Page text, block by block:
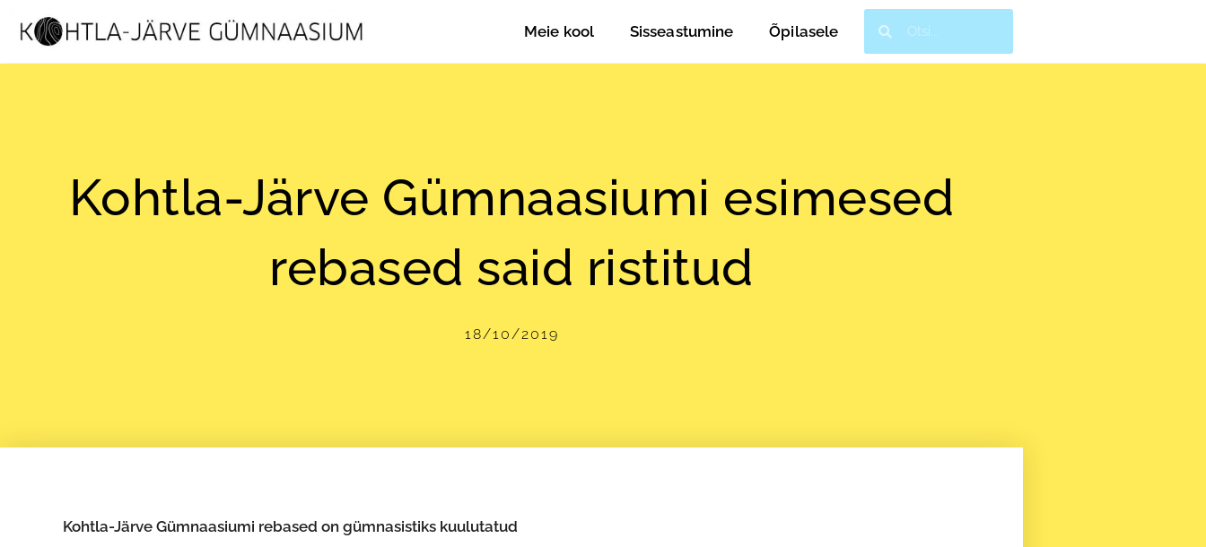
Meie kool Sisseastumine Õpilasele
Kohtla-Järve Gümnaasiumi esimesed
rebased said ristitud
18/10/2019
Kohtla-Järve Gümnaasiumi rebased on gümnasistiks kuulutatud